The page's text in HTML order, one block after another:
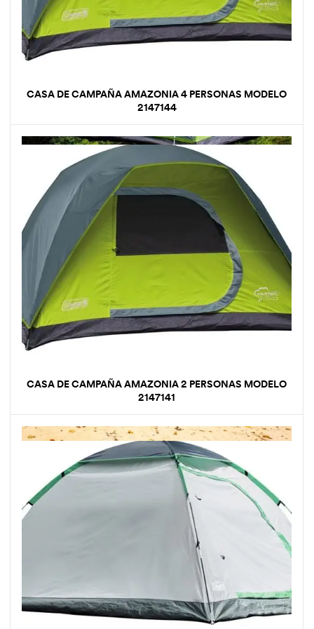
CASA DE CAMPAÑA AMAZONIA 4 PERSONAS MODELO
2147144
CASA DE CAMPAÑA AMAZONIA 2 PERSONAS MODELO
2147141